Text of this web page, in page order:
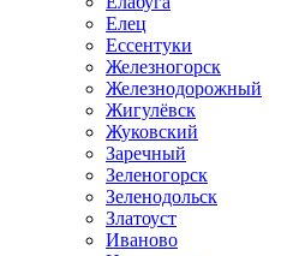
Елец
Ессентуки
Железногорск
Железнодорожный
Жигулёвск
Жуковский
Заречный
Зеленогорск
Зеленодольск
Златоуст
Иваново